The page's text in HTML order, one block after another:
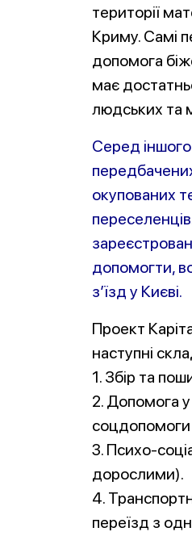
території
Криму. Самі
допомога
має
людських та
Серед іншого
окупованих
допомогти,
з’їзд у Києві.
Проект
наступні
1. Збір та
2. Допомога
3. Психо-
дорослими).
4.
переїзд з